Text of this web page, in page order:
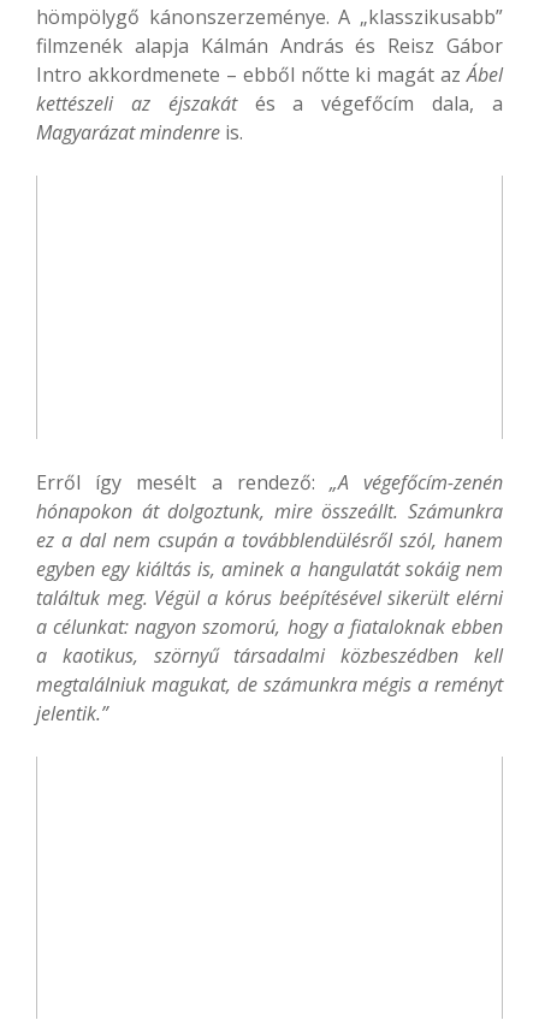
hömpölygő kánonszerzeménye. A „klasszikusabb”
filmzenék alapja Kálmán András és Reisz Gábor
Intro akkordmenete – ebből nőtte ki magát azÁbel
kettészeli az éjszakátés a végefőcím dala, a
Magyarázat mindenre is.
Erről így mesélt a rendező: „A végefőcím-zenén
hónapokon át dolgoztunk, mire összeállt. Számunkra
ez a dal nem csupán a továbblendülésről szól, hanem
egyben egy kiáltás is, aminek a hangulatát sokáig nem
találtuk meg. Végül a kórus beépítésével sikerült elérni
a célunkat: nagyon szomorú, hogy a fiataloknak ebben
a kaotikus, szörnyű társadalmi közbeszédben kell
megtalálniuk magukat, de számunkra mégis a reményt
jelentik.”